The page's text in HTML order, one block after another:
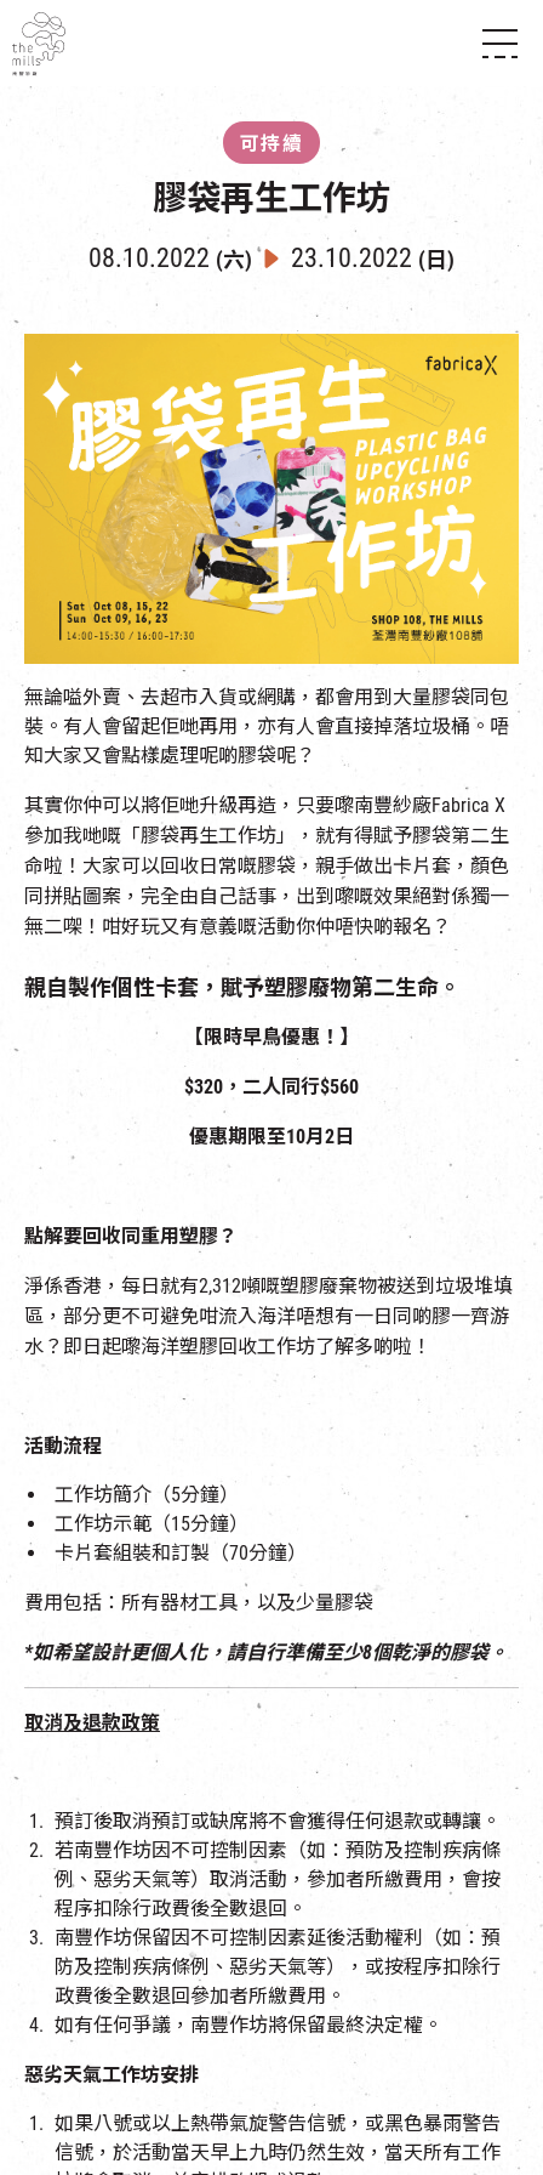
所有活動
世界之約
景點
CHAT六廠
南豐作坊
其他體驗
到訪我們
開放時間及位置
穿梭巴士服務
停車場
NF TOUCH
簡
可持續
膠袋再生工作坊
08.10.2022 (六) 23.10.2022 (日)
無論嗌外賣 、 去超市入貨或網購，都會用到大量膠袋同包
裝 。 有人會留起佢哋再用，亦有人會直接掉落垃圾桶。唔
知大家又會點樣處理呢啲膠袋呢？
其實你仲可以將佢哋升級再造 ， 只要嚟南豐紗廠Fabrica X
參加我哋嘅 「 膠袋再生工作坊」
，就有得賦予膠袋第二生
命啦！大家可以回收日常嘅膠袋 ， 親手做出卡片套，顏色
同拼貼圖案 ， 完全由自己話事，出到嚟嘅效果絕對係獨一
無二㗎！ 咁好玩又有意義嘅活動你仲唔快啲報名 ？
親自製作個性卡套，賦予塑膠廢物第二生命。
【限時早鳥優惠！】
$320 ，二人同行$560
優惠期限至10月 2 日
點解要回收同重用塑膠？
淨係香港，每日就有2,312噸嘅塑膠廢棄物被送到垃圾堆填
區，部分更不可避免咁流入海洋唔想有一日同啲膠一齊游
水？即日起嚟海洋塑膠回收工作坊了解多啲啦！
活動流程
工作坊簡介（5分鐘）
工作坊示範（15分鐘）
卡片套組裝和訂製（70分鐘）
費用包括：所有器材工具，以及少量膠袋
*如希望設計更個人化，請自行準備至少8個乾淨的膠袋。
取消及退款政策
預訂後取消預訂或缺席將不會獲得任何退款或轉讓。
若南豐作坊因不可控制因素（如：預防及控制疾病條
例、惡劣天氣等）取消活動，參加者所繳費用，會按
程序扣除行政費後全數退回。
南豐作坊保留因不可控制因素延後活動權利（如：預
防及控制疾病條例、惡劣天氣等），或按程序扣除行
政費後全數退回參加者所繳費用。
如有任何爭議，南豐作坊將保留最終決定權。
惡劣天氣工作坊安排
如果八號或以上熱帶氣旋警告信號，或黑色暴雨警告
信號，於活動當天早上九時仍然生效，當天所有工作